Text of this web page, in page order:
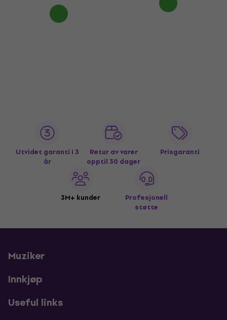
Utvidet garanti i 3
år
Retur av varer
opptil 30 dager
Prisgaranti
3M+ kunder
Profesjonell
støtte
Muziker
Innkjøp
Useful links